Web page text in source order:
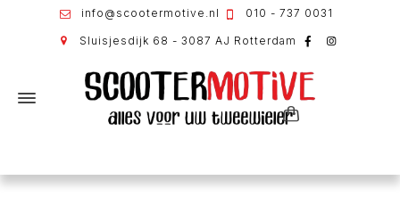
info@scootermotive.nl 010 - 737 0031
Sluisjesdijk 68 - 3087 AJ Rotterdam